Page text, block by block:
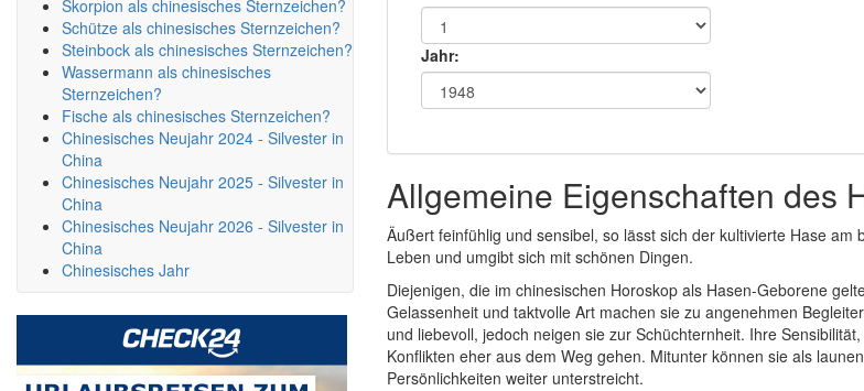
Skorpion als chinesisches Sternzeichen?
Schütze als chinesisches Sternzeichen?
Steinbock als chinesisches Sternzeichen?
Wassermann als chinesisches
Sternzeichen?
Fische als chinesisches Sternzeichen?
Chinesisches Neujahr 2024 - Silvester in
China
Chinesisches Neujahr 2025 - Silvester in
China
Chinesisches Neujahr 2026 - Silvester in
China
Chinesisches Jahr
Jahr:
Allgemeine Eigenschaften des
Äußert feinfühlig und sensibel, so lässt sich der kultivierte Hase
Leben und umgibt sich mit schönen Dingen.
Diejenigen, die im chinesischen Horoskop als Hasen-Geborene
Gelassenheit und taktvolle Art machen sie zu angenehmen
und liebevoll, jedoch neigen sie zur Schüchternheit. Ihre
Konflikten eher aus dem Weg gehen. Mitunter können sie als
Persönlichkeiten weiter unterstreicht.